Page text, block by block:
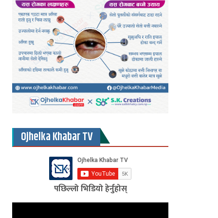
Ojhelka Khabar TV
पछिल्लो भिडियो हेर्नुहोस्